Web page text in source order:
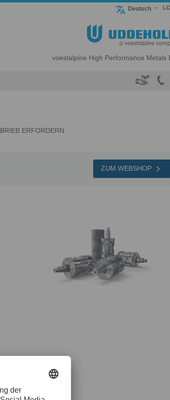
Deutsch
voestalpine High Performance Metals

ERFORDERN
ZUM WEBSHOP